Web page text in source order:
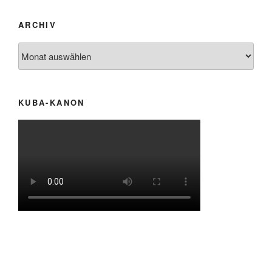
ARCHIV
KUBA-KANON